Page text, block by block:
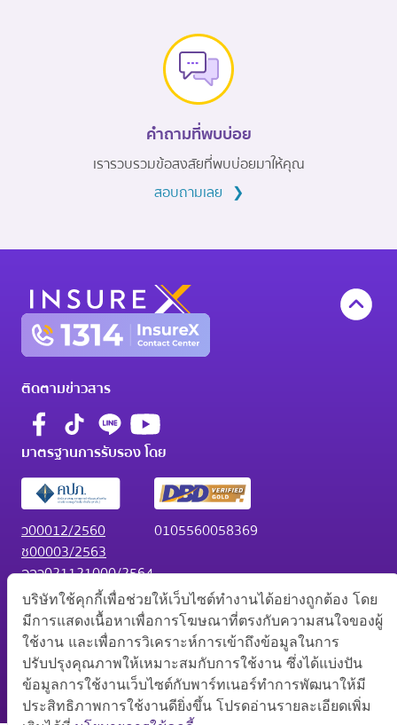
คำถามที่พบบ่อย
เรารวบรวมข้อสงสัยที่พบบ่อยมาให้คุณ
สอบถามเลย ❯
ติดตามข่าวสาร
มาตรฐานการรับรอง โดย
ว00012/2560
ช00003/2563
อลว021121000/2564
อลช023321000/2564
0105560058369
© สงวนลิขสิทธิ์ 2569 บริษัท อินชัวร์ เอกซ์ จำกัด
นโยบายความเป็นส่วนตัว•การตั้งค่าคุกกี้
บริษัทใช้คุกกี้เพื่อช่วยให้เว็บไซต์ทำงานได้อย่างถูกต้อง โดย
มีการแสดงเนื้อหาเพื่อการโฆษณาที่ตรงกับความสนใจของผู้
ใช้งาน และเพื่อการวิเคราะห์การเข้าถึงข้อมูลในการ
ปรับปรุงคุณภาพให้เหมาะสมกับการใช้งาน ซึ่งได้แบ่งปัน
ข้อมูลการใช้งานเว็บไซต์กับพาร์ทเนอร์ทำการพัฒนาให้มี
ประสิทธิภาพการใช้งานดียิ่งขึ้น โปรดอ่านรายละเอียดเพิ่ม